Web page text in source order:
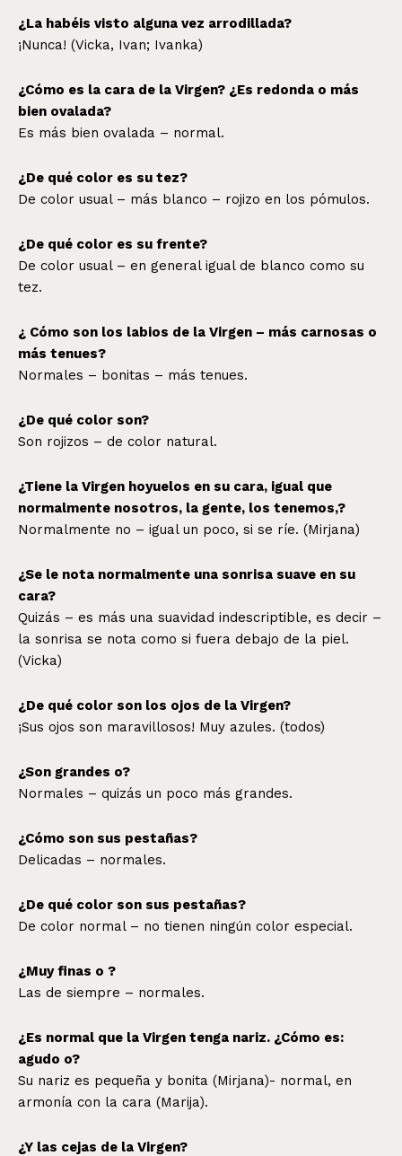
¿La habéis visto alguna vez arrodillada?
¡Nunca! (Vicka, Ivan; Ivanka)
¿Cómo es la cara de la Virgen? ¿Es redonda o más
bien ovalada?
Es más bien ovalada – normal.
¿De qué color es su tez?
De color usual – más blanco – rojizo en los pómulos.
¿De qué color es su frente?
De color usual – en general igual de blanco como su
tez.
¿ Cómo son los labios de la Virgen – más carnosas o
más tenues?
Normales – bonitas – más tenues.
¿De qué color son?
Son rojizos – de color natural.
¿Tiene la Virgen hoyuelos en su cara, igual que
normalmente nosotros, la gente, los tenemos,?
Normalmente no – igual un poco, si se ríe. (Mirjana)
¿Se le nota normalmente una sonrisa suave en su
cara?
Quizás – es más una suavidad indescriptible, es decir –
la sonrisa se nota como si fuera debajo de la piel.
(Vicka)
¿De qué color son los ojos de la Virgen?
¡Sus ojos son maravillosos! Muy azules. (todos)
¿Son grandes o?
Normales – quizás un poco más grandes.
¿Cómo son sus pestañas?
Delicadas – normales.
¿De qué color son sus pestañas?
De color normal – no tienen ningún color especial.
¿Muy finas o ?
Las de siempre – normales.
¿Es normal que la Virgen tenga nariz. ¿Cómo es:
agudo o?
Su nariz es pequeña y bonita (Mirjana)- normal, en
armonía con la cara (Marija).
¿Y las cejas de la Virgen?